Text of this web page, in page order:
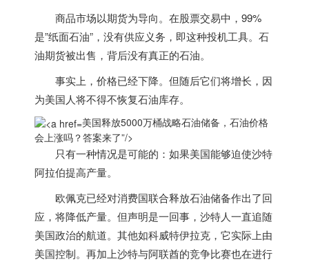
商品市场以期货为导向。在股票交易中，99%
是”纸面石油”，没有供应义务，即这种投机工具。石
油期货被出售，背后没有真正的石油。
事实上，价格已经下降。但随后它们将增长，因
为美国人将不得不恢复石油库存。
美国释放5000万桶战略石油储备，石油价格
会上涨吗？答案来了”/>
只有一种情况是可能的：如果美国能够迫使沙特
阿拉伯提高产量。
欧佩克已经对消费国联合释放石油储备作出了回
应，将降低产量。但声明是一回事，沙特人一直追随
美国政治的航道。其他如科威特伊拉克，它实际上由
美国控制。再加上沙特与阿联酋的竞争比赛也在进行